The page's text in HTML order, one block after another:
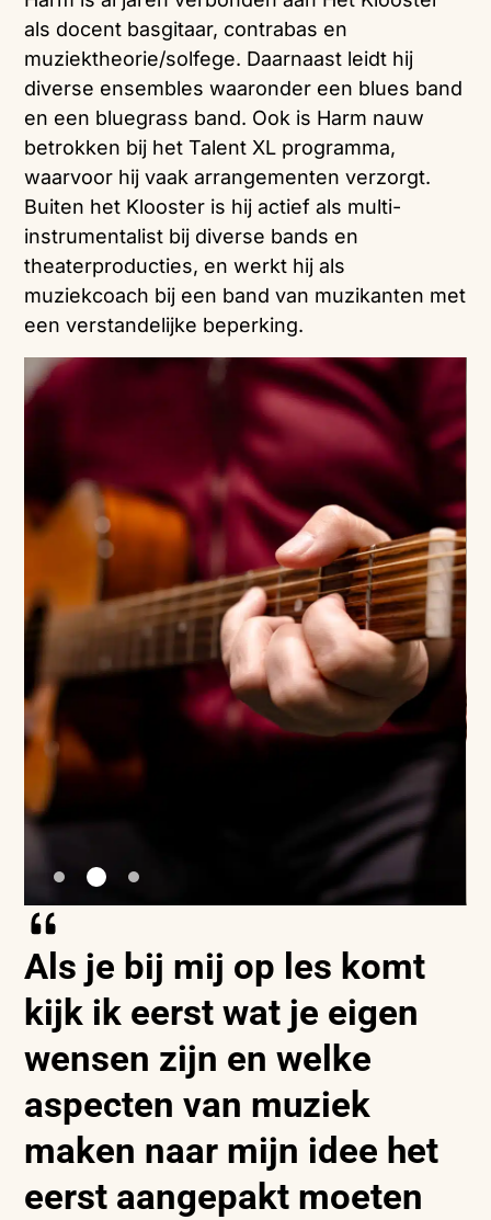
als docent basgitaar, contrabas en
muziektheorie/solfege. Daarnaast leidt hij
diverse ensembles waaronder een blues band
en een bluegrass band. Ook is Harm nauw
betrokken bij het Talent XL programma,
waarvoor hij vaak arrangementen verzorgt.
Buiten het Klooster is hij actief als multi-
instrumentalist bij diverse bands en
theaterproducties, en werkt hij als
muziekcoach bij een band van muzikanten met
een verstandelijke beperking.
Als je bij mij op les komt
kijk ik eerst wat je eigen
wensen zijn en welke
aspecten van muziek
maken naar mijn idee het
eerst aangepakt moeten